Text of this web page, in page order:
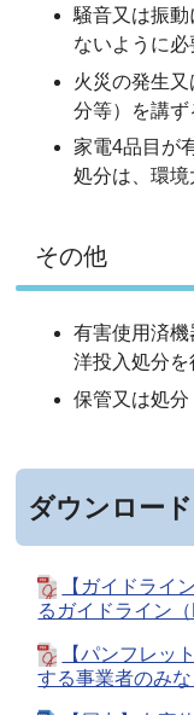
騒音又は振
ないように
火災の発生
分等）を講ず
家電4品目が
処分は、環
その他
有害使用済
洋投入処分を
保管又は処
ダウンロード
【ガイドライ
るガイドライン（
【パンフレッ
する事業者のみ